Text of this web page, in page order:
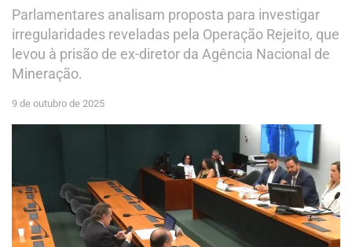
Parlamentares analisam proposta para investigar
irregularidades reveladas pela Operação Rejeito, que
levou à prisão de ex-diretor da Agência Nacional de
Mineração.
9 de outubro de 2025